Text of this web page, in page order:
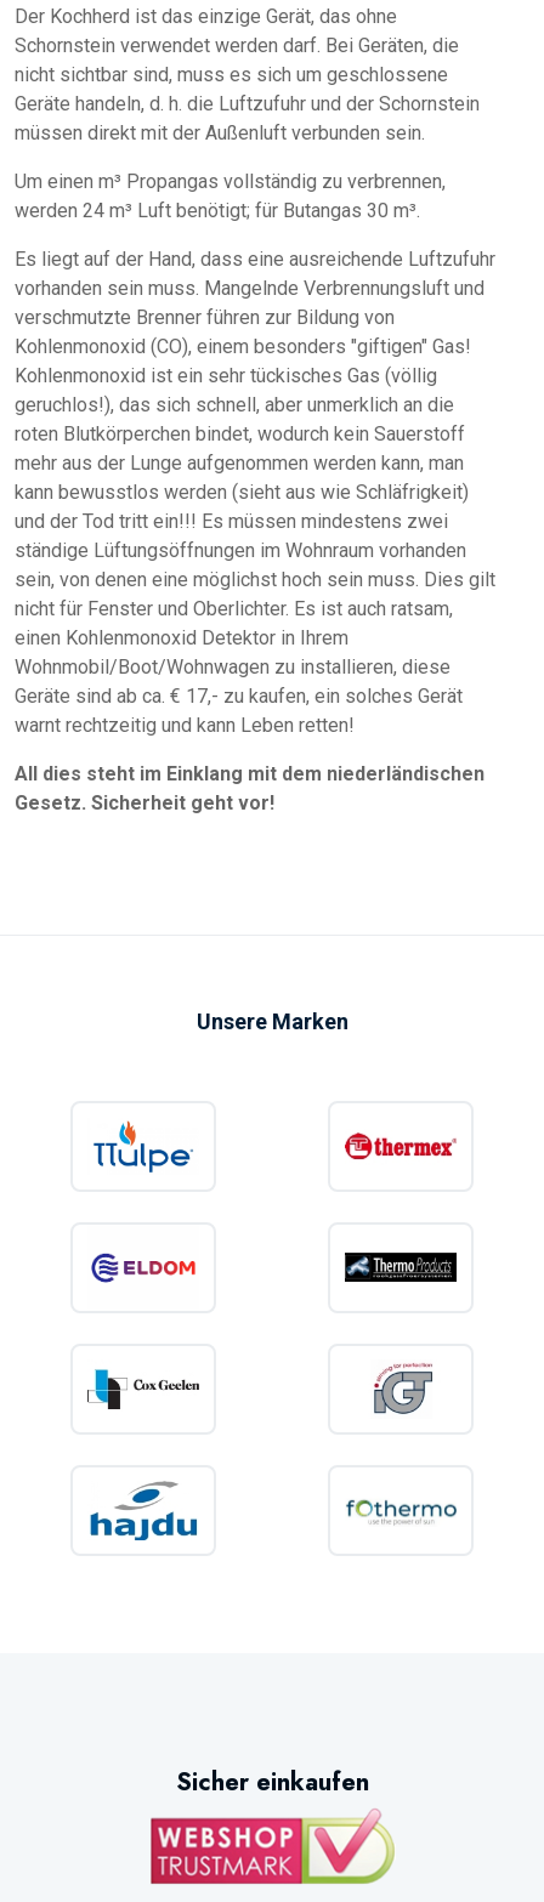
Der Kochherd ist das einzige Gerät, das ohne
Schornstein verwendet werden darf. Bei Geräten, die
nicht sichtbar sind, muss es sich um geschlossene
Geräte handeln, d. h. die Luftzufuhr und der Schornstein
müssen direkt mit der Außenluft verbunden sein.
Um einen m³ Propangas vollständig zu verbrennen,
werden 24 m³ Luft benötigt; für Butangas 30 m³.
Es liegt auf der Hand, dass eine ausreichende Luftzufuhr
vorhanden sein muss. Mangelnde Verbrennungsluft und
verschmutzte Brenner führen zur Bildung von
Kohlenmonoxid (CO), einem besonders "giftigen" Gas!
Kohlenmonoxid ist ein sehr tückisches Gas (völlig
geruchlos!), das sich schnell, aber unmerklich an die
roten Blutkörperchen bindet, wodurch kein Sauerstoff
mehr aus der Lunge aufgenommen werden kann, man
kann bewusstlos werden (sieht aus wie Schläfrigkeit)
und der Tod tritt ein!!! Es müssen mindestens zwei
ständige Lüftungsöffnungen im Wohnraum vorhanden
sein, von denen eine möglichst hoch sein muss. Dies gilt
nicht für Fenster und Oberlichter. Es ist auch ratsam,
einen Kohlenmonoxid Detektor in Ihrem
Wohnmobil/Boot/Wohnwagen zu installieren, diese
Geräte sind ab ca. € 17,- zu kaufen, ein solches Gerät
warnt rechtzeitig und kann Leben retten!
All dies steht im Einklang mit dem niederländischen
Gesetz. Sicherheit geht vor!
Unsere Marken
Sicher einkaufen